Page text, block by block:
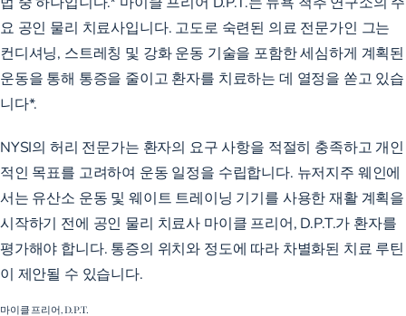
요 공인 물리 치료사입니다. 고도로 숙련된 의료 전문가인 그는
컨디셔닝, 스트레칭 및 강화 운동 기술을 포함한 세심하게 계획된
운동을 통해 통증을 줄이고 환자를 치료하는 데 열정을 쏟고 있습
니다*.
NYSI의 허리 전문가는 환자의 요구 사항을 적절히 충족하고 개인
적인 목표를 고려하여 운동 일정을 수립합니다. 뉴저지주 웨인에
서는 유산소 운동 및 웨이트 트레이닝 기기를 사용한 재활 계획을
시작하기 전에 공인 물리 치료사 마이클 프리어, D.P.T.가 환자를
평가해야 합니다. 통증의 위치와 정도에 따라 차별화된 치료 루틴
이 제안될 수 있습니다.
마이클 프리어, D.P.T.